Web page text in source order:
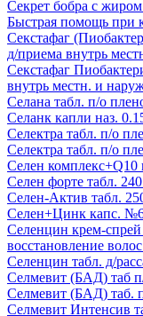
Секрет бобра с
Быстрая помощь при
Секстафаг
д/приема внутрь
Секстафаг
внутрь местн. и
Селана табл. п/о
Селанк капли наз.
Селектра табл. п/о
Селектра табл. п/о
Селен
Селен форте табл.
Селен-Актив табл.
Селен+Цинк капс.
Селенцин крем-спрей
восстановление
Селенцин табл. д/
Селмевит (БАД) таб
Селмевит (БАД) таб.
Селмевит Интенсив